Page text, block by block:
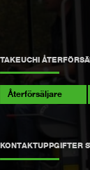
TAKEUCHI
Återförsäljare
KONTAKTUPPGIFTER